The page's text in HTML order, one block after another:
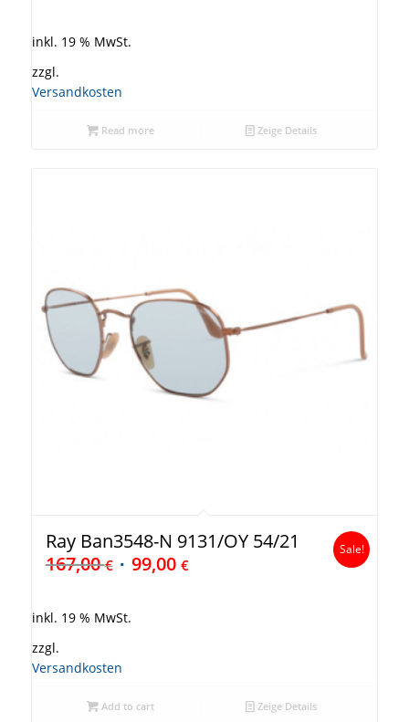
inkl. 19 % MwSt.
zzgl.
Versandkosten
Read more Zeige Details
Ray Ban3548-N 9131/OY 54/21
167,00€ 99,00 €
Sale!
inkl. 19 % MwSt.
zzgl.
Versandkosten
Add to cart Zeige Details